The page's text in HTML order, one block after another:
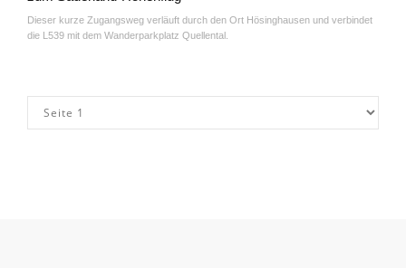
Dieser kurze Zugangsweg verläuft durch den Ort Hösinghausen und verbindet
die L539 mit dem Wanderparkplatz Quellental.